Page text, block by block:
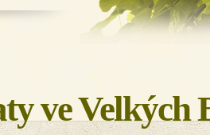
ve